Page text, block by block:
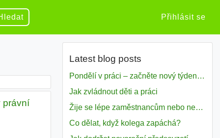
Přihlásit se
právní
Latest blog posts
Pondělí v práci – začněte nový týden s motivací
Jak zvládnout děti a práci
Žije se lépe zaměstnancům nebo nezavislým pracovníkům
Co dělat, když kolega zapáchá?